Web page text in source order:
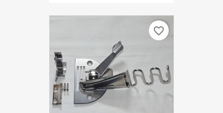
favorite_border